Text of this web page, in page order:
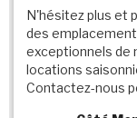
N'hésitez plus et
des
exceptionnels de
locations
Contactez-nous